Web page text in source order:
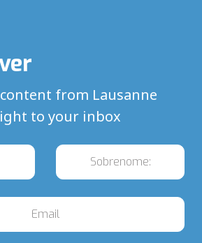
from Lausanne
to your inbox